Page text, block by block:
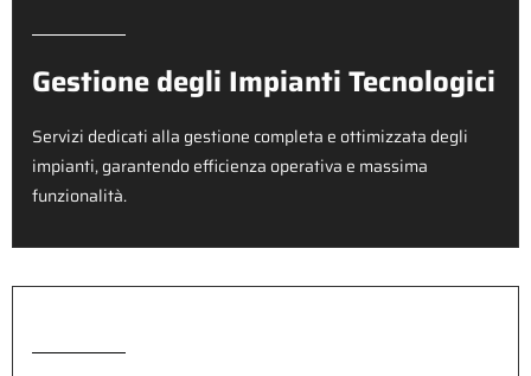
Gestione degli Impianti Tecnologici
Servizi dedicati alla gestione completa e ottimizzata degli
impianti, garantendo efficienza operativa e massima
funzionalità.